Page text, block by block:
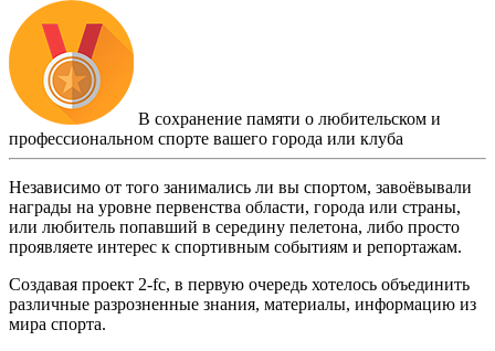
В сохранение памяти о любительском и
профессиональном спорте вашего города или клуба
Независимо от того занимались ли вы спортом, завоёвывали
награды на уровне первенства области, города или страны,
или любитель попавший в середину пелетона, либо просто
проявляете интерес к спортивным событиям и репортажам.
Создавая проект 2-fc, в первую очередь хотелось объединить
различные разрозненные знания, материалы, информацию из
мира спорта.